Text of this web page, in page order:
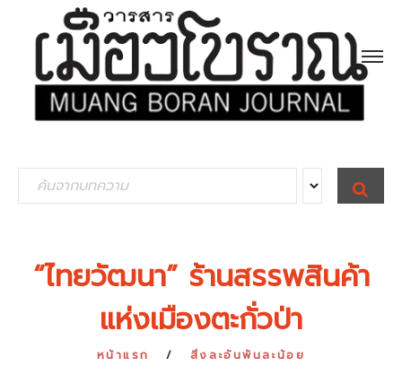
e
S
E
A
“ไทยวัฒนา” ร้านสรรพสินค้า
แห่งเมืองตะกั่วป่า
หน้าแรก สิ่งละอันพันละน้อย